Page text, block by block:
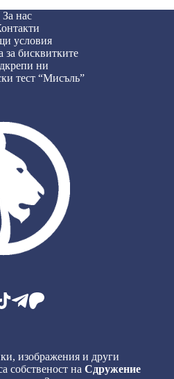
За нас
условия
за бисквитките
ни
тест “Мисъль”
изображения и други
собственост наСдружение